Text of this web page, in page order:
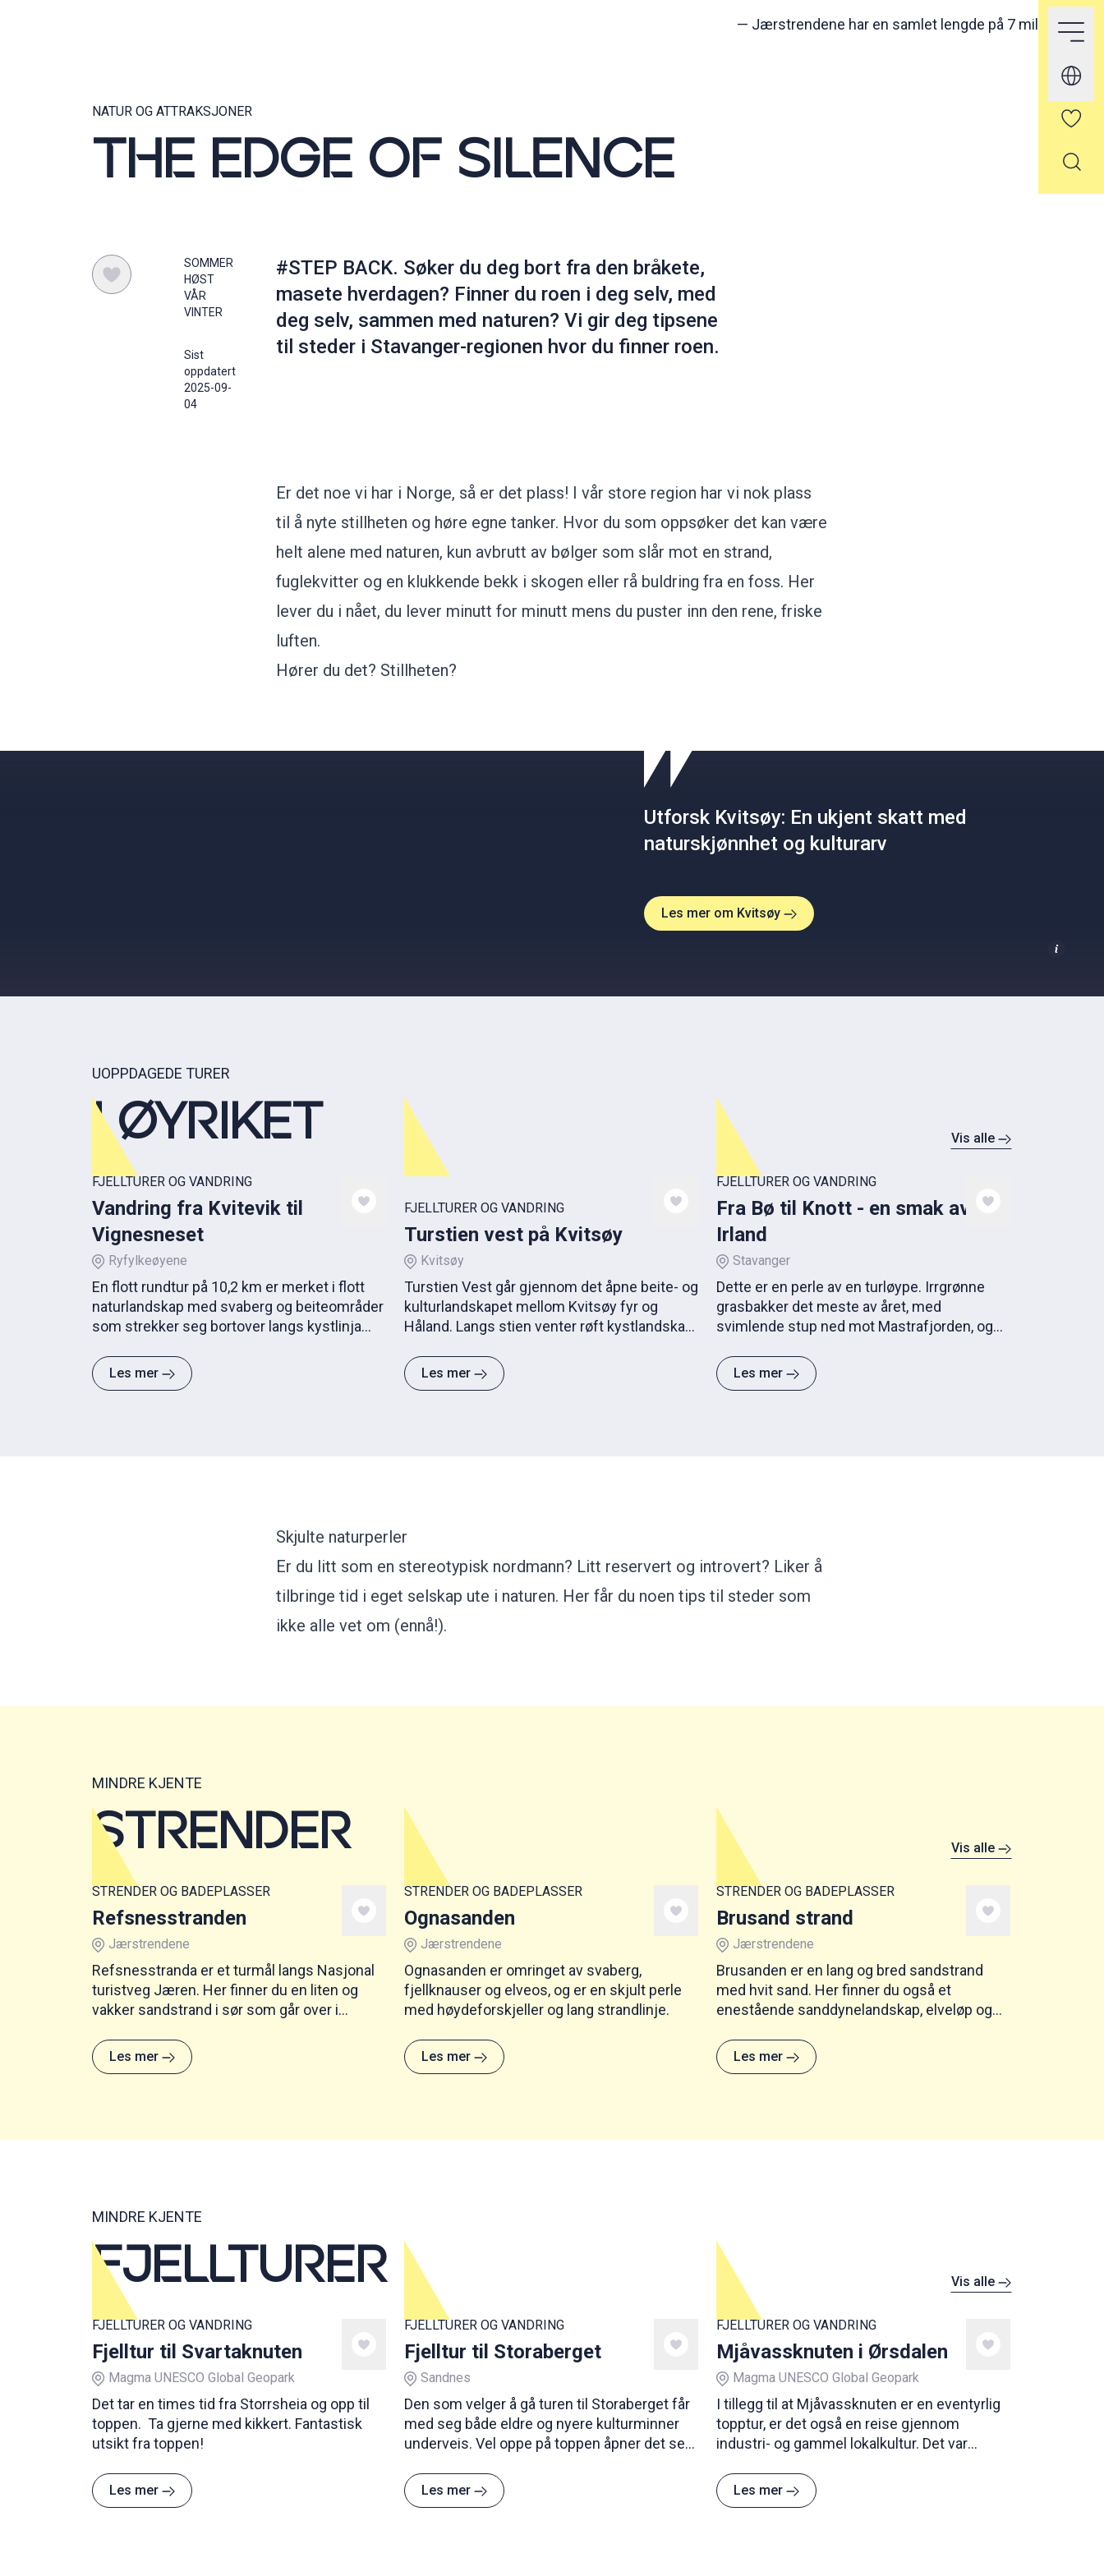
— Jærstrendene har en samlet lengde på 7 mil
NATUR OG ATTRAKSJONER
THE EDGE OF SILENCE
SOMMER
HØST
VÅR
VINTER
Sist
oppdatert
2025-09-
04
#STEP BACK. Søker du deg bort fra den bråkete,
masete hverdagen? Finner du roen i deg selv, med
deg selv, sammen med naturen? Vi gir deg tipsene
til steder i Stavanger-regionen hvor du finner roen.
Er det noe vi har i Norge, så er det plass! I vår store region har vi nok plass
til å nyte stillheten og høre egne tanker. Hvor du som oppsøker det kan være
helt alene med naturen, kun avbrutt av bølger som slår mot en strand,
fuglekvitter og en klukkende bekk i skogen eller rå buldring fra en foss. Her
lever du i nået, du lever minutt for minutt mens du puster inn den rene, friske
luften.
Hører du det? Stillheten?
Utforsk Kvitsøy: En ukjent skatt med
naturskjønnhet og kulturarv
Les mer om Kvitsøy
UOPPDAGEDE TURER
I ØYRIKET Vis alle
FJELLTURER OG VANDRING
Vandring fra Kvitevik til
Vignesneset
Ryfylkeøyene
En flott rundtur på 10,2 km er merket i flott
naturlandskap med svaberg og beiteområder
som strekker seg bortover langs kystlinja
Les mer
FJELLTURER OG VANDRING
Turstien vest på Kvitsøy
Kvitsøy
Turstien Vest går gjennom det åpne beite- og
kulturlandskapet mellom Kvitsøy fyr og
Håland. Langs stien venter røft kystlandskap,
Les mer
FJELLTURER OG VANDRING
Fra Bø til Knott - en smak av
Irland
Stavanger
Dette er en perle av en turløype. Irrgrønne
grasbakker det meste av året, med
svimlende stup ned mot Mastrafjorden, og
kystlynghei innenfor. Rundløypen starter fra
tunet på gården Bø. Etter noen hundre meter
høydene til Niben (104 meter over havet) og
Les mer
Skjulte naturperler
Er du litt som en stereotypisk nordmann? Litt reservert og introvert? Liker å
tilbringe tid i eget selskap ute i naturen. Her får du noen tips til steder som
ikke alle vet om (ennå!).
MINDRE KJENTE
STRENDER Vis alle
STRENDER OG BADEPLASSER
Refsnesstranden
Jærstrendene
Refsnesstranda er et turmål langs Nasjonal
turistveg Jæren. Her finner du en liten og
vakker sandstrand i sør som går over i
utenom det vanlige.
Les mer
STRENDER OG BADEPLASSER
Ognasanden
Jærstrendene
Ognasanden er omringet av svaberg,
fjellknauser og elveos, og er en skjult perle
med høydeforskjeller og lang strandlinje.
Les mer
STRENDER OG BADEPLASSER
Brusand strand
Jærstrendene
Brusanden er en lang og bred sandstrand
med hvit sand. Her finner du også et
enestående sanddynelandskap, elveløp og
Les mer
MINDRE KJENTE
FJELLTURER Vis alle
FJELLTURER OG VANDRING
Fjelltur til Svartaknuten
Magma UNESCO Global Geopark
Det tar en times tid fra Storrsheia og opp til
toppen. Ta gjerne med kikkert. Fantastisk
utsikt fra toppen!
Les mer
FJELLTURER OG VANDRING
Fjelltur til Storaberget
Sandnes
Den som velger å gå turen til Storaberget får
med seg både eldre og nyere kulturminner
underveis. Vel oppe på toppen åpner det seg
Les mer
FJELLTURER OG VANDRING
Mjåvassknuten i Ørsdalen
Magma UNESCO Global Geopark
I tillegg til at Mjåvassknuten er en eventyrlig
topptur, er det også en reise gjennom
industri- og gammel lokalkultur. Det var
utvunnet både grunnstoffet wolfram og
molybdenmalm. Dette finnes det ennå spor
Les mer